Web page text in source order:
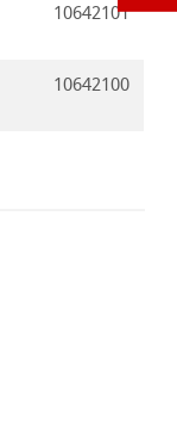
10642101
10642100